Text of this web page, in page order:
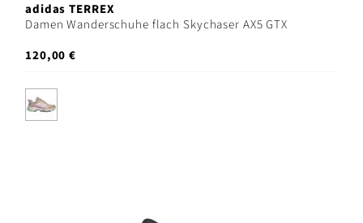
adidas TERREX
Damen Wanderschuhe flach Skychaser AX5 GTX
120,00 €